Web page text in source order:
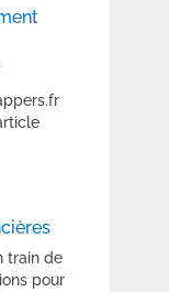
train de
pour